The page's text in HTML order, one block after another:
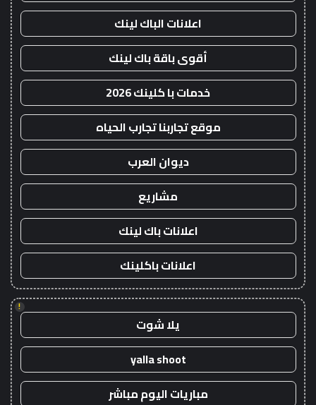
اعلانات الباك لينك
أقوى باقة باك لينك
خدمات با كلينك 2026
موقع تجاربنا تجارب الحياه
ديوان العرب
مشاريع
اعلانات باك لينك
اعلانات باكلينك
!
يلا شوت
yalla shoot
مباريات اليوم مباشر